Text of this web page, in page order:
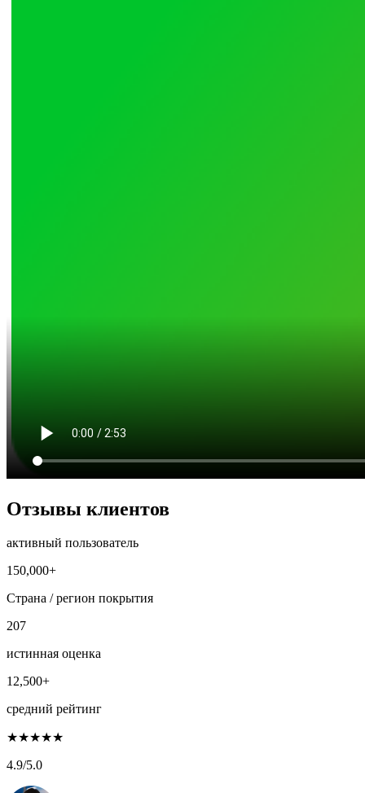
Отзывы клиентов
активный пользователь
150,000+
Страна / регион покрытия
207
истинная оценка
12,500+
средний рейтинг
★★★★★
4.9/5.0